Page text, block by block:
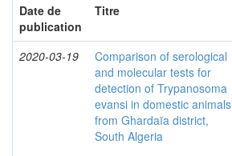
Date de
publication
Titre
2020-03-19
Comparison of serological
and molecular tests for
detection of Trypanosoma
evansi in domestic animals
from Ghardaïa district,
South Algeria